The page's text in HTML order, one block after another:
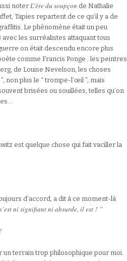
noter L’ère du soupçon de Nathalie
Tapies repartent de ce qu’il y a de
Le phénomène était un peu
avec les surréalistes attaquant tous
on était descendu encore plus
comme Francis Ponge : les peintres
de Louise Nevelson, les choses
non plus le “ trompe-l’œil ”, mais
brisées ou souillées, telles qu’on
est quelque chose qui fait vaciller la
d’accord, a dit à ce moment-là
ni signifiant ni absurde, il est ! ”
un terrain trop philosophique pour moi.